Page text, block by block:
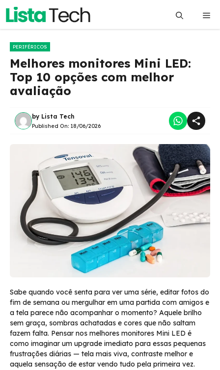
Pular
o
PERIFÉRICOS
Melhores monitores Mini LED:
Top 10 opções com melhor
avaliação
by Lista Tech
Published On: 18/06/2026
Sabe quando você senta para ver uma série, editar fotos do
fim de semana ou mergulhar em uma partida com amigos e
a tela parece não acompanhar o momento? Aquele brilho
sem graça, sombras achatadas e cores que não saltam
fazem falta. Pensar nos melhores monitores Mini LED é
como imaginar um upgrade imediato para essas pequenas
frustrações diárias — tela mais viva, contraste melhor e
aquela sensação de estar vendo tudo pela primeira vez.